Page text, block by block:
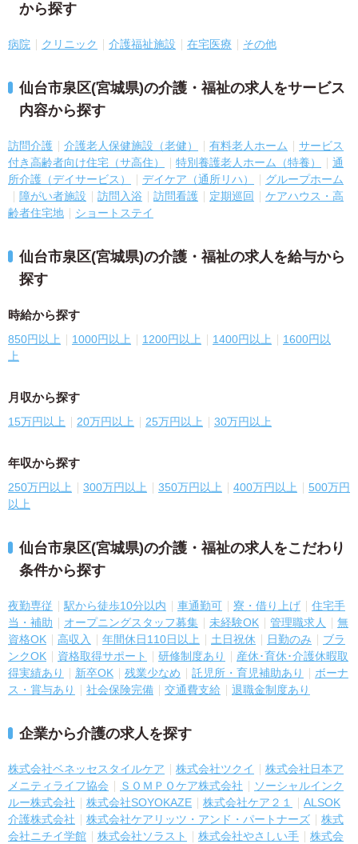
から探す
病院 クリニック 介護福祉施設 在宅医療 その他
仙台市泉区(宮城県)の介護・福祉の求人をサービス
内容から探す
訪問介護 介護老人保健施設（老健） 有料老人ホーム
サービス
付き高齢者向け住宅（サ高住）
特別養護老人ホーム（特養）
通
所介護（デイサービス）
デイケア（通所リハ）
グループホーム
障がい者施設
訪問入浴 訪問看護 定期巡回
ケアハウス・高
齢者住宅地
ショートステイ
仙台市泉区(宮城県)の介護・福祉の求人を給与から
探す
時給から探す
850円以上 1000円以上 1200円以上 1400円以上
1600円以
上
月収から探す
15万円以上 20万円以上 25万円以上 30万円以上
年収から探す
250万円以上 300万円以上 350万円以上 400万円以上
500万円
以上
仙台市泉区(宮城県)の介護・福祉の求人をこだわり
条件から探す
夜勤専従 駅から徒歩10分以内 車通勤可 寮・借り上げ
住宅手
当・補助
オープニングスタッフ募集 未経験OK 管理職求人
無
資格OK
高収入 年間休日110日以上 土日祝休 日勤のみ
ブラ
ンクOK
資格取得サポート 研修制度あり
産休･育休･介護休暇取
得実績あり
新卒OK 残業少なめ 託児所・育児補助あり
ボーナ
ス・賞与あり
社会保険完備 交通費支給 退職金制度あり
企業から介護の求人を探す
株式会社ベネッセスタイルケア 株式会社ツクイ
株式会社日本ア
メニティライフ協会
ＳＯＭＰＯケア株式会社
ソーシャルインク
ルー株式会社
株式会社SOYOKAZE 株式会社ケア２１
ALSOK
介護株式会社
株式会社ケアリッツ・アンド・パートナーズ
株式
会社ニチイ学館
株式会社ソラスト 株式会社やさしい手 株式会